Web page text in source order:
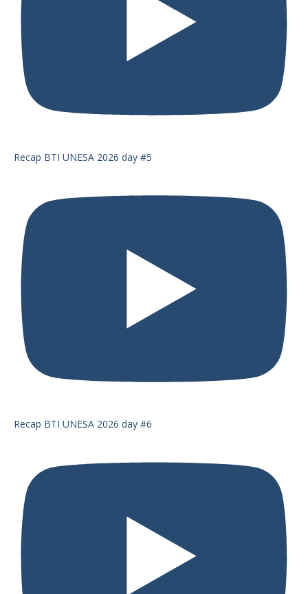
Recap BTI UNESA 2026 day #5
Recap BTI UNESA 2026 day #6